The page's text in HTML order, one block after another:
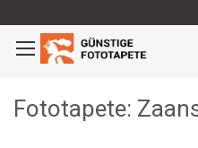
Inhalt
springen
Fototapete: